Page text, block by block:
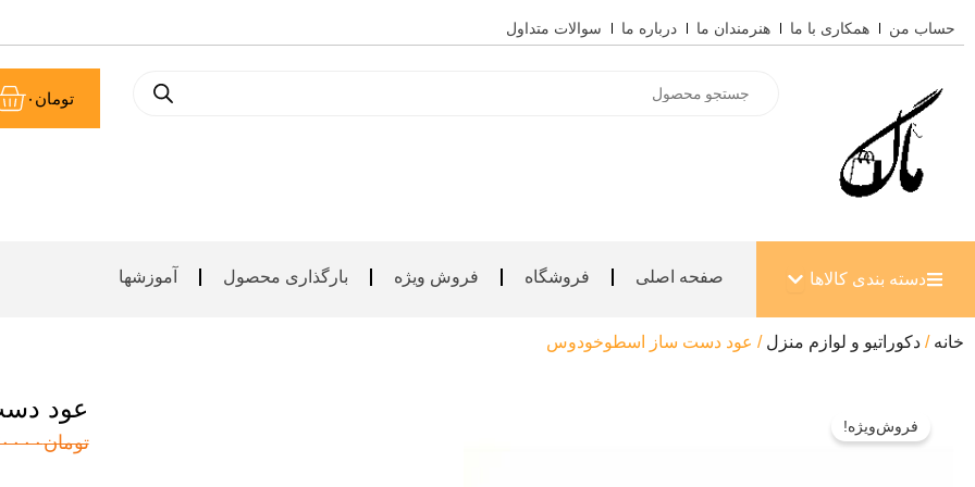
به
حساب من همکاری با ما هنرمندان ما درباره ما سوالات متداول
search
تومان ۰
دسته بندی کالاها باز کردن دسته بندی کالاها
صفحه اصلی فروشگاه فروش ویژه بارگذاری محصول آموزشها
خانه / دکوراتیو و لوازم منزل / عود دست ساز اسطوخودوس
فروش‌ویژه!
عود
تومان